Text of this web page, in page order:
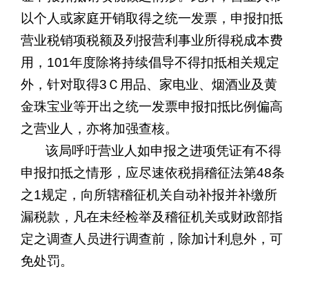
以个人或家庭开销取得之统一发票，申报扣抵
营业税销项税额及列报营利事业所得税成本费
用， 101年度除将持续倡导不得扣抵相关规定
外，针对取得3 Ｃ用品、家电业、烟酒业及黄
金珠宝业等开出之统一发票申报扣抵比例偏高
之营业人，亦将加强查核。
该局呼吁营业人如申报之进项凭证有不得
申报扣抵之情形，应尽速依税捐稽征法第48条
之1规定，向所辖稽征机关自动补报并补缴所
漏税款，凡在未经检举及稽征机关或财政部指
定之调查人员进行调查前，除加计利息外，可
免处罚。